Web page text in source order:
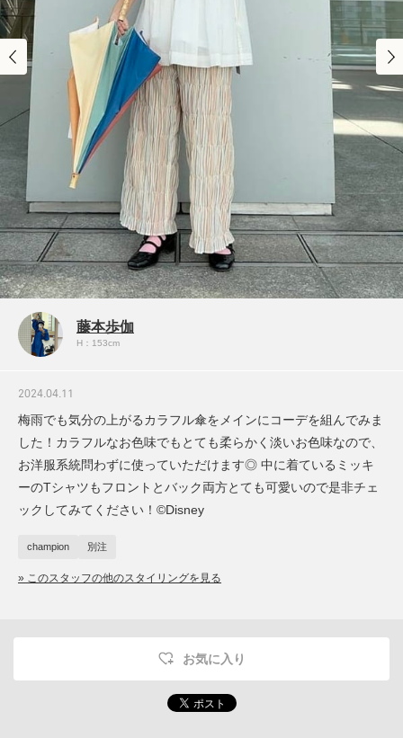
藤本歩伽
H：153cm
2024.04.11
梅雨でも気分の上がるカラフル傘をメインにコーデを組んでみま
した！カラフルなお色味でもとても柔らかく淡いお色味なので、
お洋服系統問わずに使っていただけます◎ 中に着ているミッキ
ーのTシャツもフロントとバック両方とても可愛いので是非チェ
ックしてみてください！©︎Disney
champion 別注
» このスタッフの他のスタイリングを見る
お気に入り